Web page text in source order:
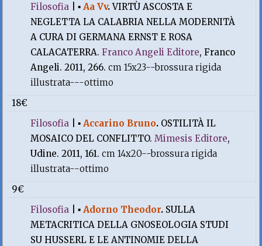
Filosofia |▪Aa Vv.VIRTÙ ASCOSTA E
NEGLETTA LA CALABRIA NELLA MODERNITÀ
A CURA DI GERMANA ERNST E ROSA
CALACATERRA.Franco Angeli Editore, Franco
Angeli. 2011, 266.cm 15x23--brossura rigida
illustrata---ottimo
18€
Filosofia |▪Accarino Bruno. OSTILITÀ IL
MOSAICO DEL CONFLITTO.Mimesis Editore,
Udine. 2011, 161.cm 14x20--brossura rigida
illustrata--ottimo
9€
Filosofia |▪Adorno Theodor. SULLA
METACRITICA DELLA GNOSEOLOGIA STUDI
SU HUSSERL E LE ANTINOMIE DELLA